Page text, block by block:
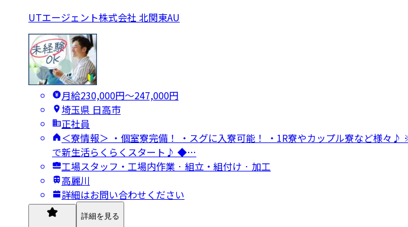
UTエージェント株式会社 北関東AU
月給230,000円〜247,000円
埼玉県 日高市
正社員
＜寮情報＞ ・個室寮完備！ ・スグに入寮可能！ ・1R寮やカップル寮など様
で新生活らくらくスタート♪ ◆…
工場スタッフ・工場内作業 · 組立・組付け · 加工
高麗川
詳細はお問い合わせください
詳細を見る